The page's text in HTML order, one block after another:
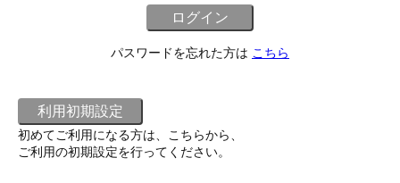
パスワードを忘れた方は こちら
初めてご利用になる方は、こちらから、
ご利用の初期設定を行ってください。